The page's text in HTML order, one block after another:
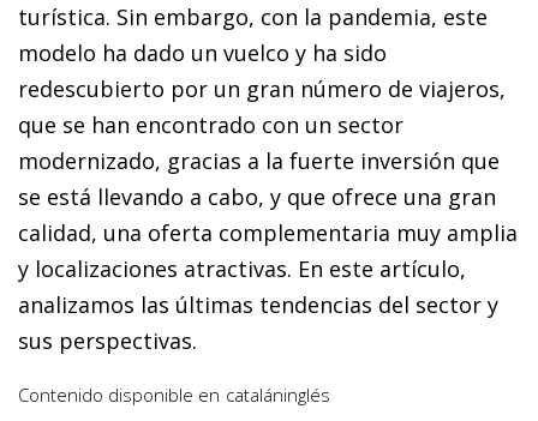
turística. Sin embargo, con la pandemia, este
modelo ha dado un vuelco y ha sido
redescubierto por un gran número de viajeros,
que se han encontrado con un sector
modernizado, gracias a la fuerte inversión que
se está llevando a cabo, y que ofrece una gran
calidad, una oferta complementaria muy amplia
y localizaciones atractivas. En este artículo,
analizamos las últimas tendencias del sector y
sus perspectivas.
Contenido disponible en cataláninglés